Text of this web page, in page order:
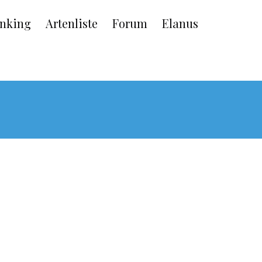
Artenliste Forum Elanus